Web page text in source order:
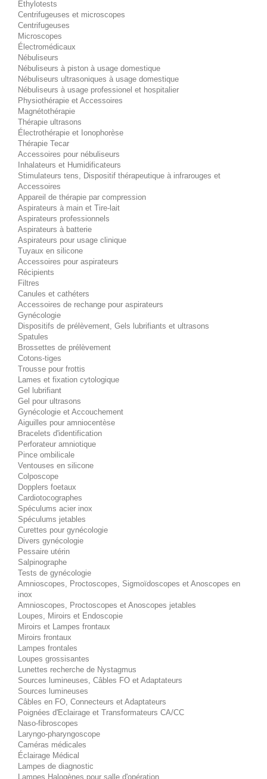
Éthylotests
Centrifugeuses et microscopes
Centrifugeuses
Microscopes
Électromédicaux
Nébuliseurs
Nébuliseurs à piston à usage domestique
Nébuliseurs ultrasoniques à usage domestique
Nébuliseurs à usage professionel et hospitalier
Physiothérapie et Accessoires
Magnétothérapie
Thérapie ultrasons
Électrothérapie et Ionophorèse
Thérapie Tecar
Accessoires pour nébuliseurs
Inhalateurs et Humidificateurs
Stimulateurs tens, Dispositif thérapeutique à infrarouges et
Accessoires
Appareil de thérapie par compression
Aspirateurs à main et Tire-lait
Aspirateurs professionnels
Aspirateurs à batterie
Aspirateurs pour usage clinique
Tuyaux en silicone
Accessoires pour aspirateurs
Récipients
Filtres
Canules et cathéters
Accessoires de rechange pour aspirateurs
Gynécologie
Dispositifs de prélèvement, Gels lubrifiants et ultrasons
Spatules
Brossettes de prélèvement
Cotons-tiges
Trousse pour frottis
Lames et fixation cytologique
Gel lubrifiant
Gel pour ultrasons
Gynécologie et Accouchement
Aiguilles pour amniocentèse
Bracelets d'identification
Perforateur amniotique
Pince ombilicale
Ventouses en silicone
Colposcope
Dopplers foetaux
Cardiotocographes
Spéculums acier inox
Spéculums jetables
Curettes pour gynécologie
Divers gynécologie
Pessaire utérin
Salpinographe
Tests de gynécologie
Amnioscopes, Proctoscopes, Sigmoïdoscopes et Anoscopes en
inox
Amnioscopes, Proctoscopes et Anoscopes jetables
Loupes, Miroirs et Endoscopie
Miroirs et Lampes frontaux
Miroirs frontaux
Lampes frontales
Loupes grossisantes
Lunettes recherche de Nystagmus
Sources lumineuses, Câbles FO et Adaptateurs
Sources lumineuses
Câbles en FO, Connecteurs et Adaptateurs
Poignées d'Eclairage et Transformateurs CA/CC
Naso-fibroscopes
Laryngo-pharyngoscope
Caméras médicales
Éclairage Médical
Lampes de diagnostic
Lampes Halogènes pour salle d'opération